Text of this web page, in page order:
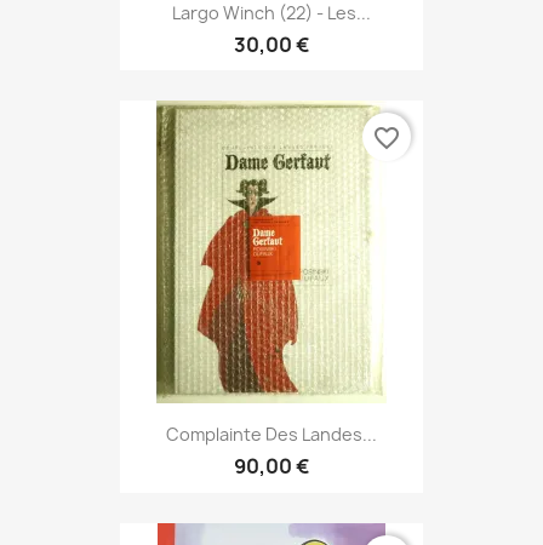
Largo Winch (22) - Les...
30,00 €
Complainte Des Landes...
90,00 €
favorite_border